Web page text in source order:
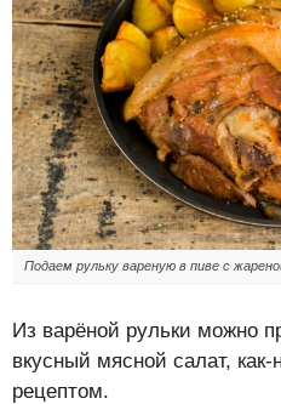
Подаем рульку вареную в пиве с
Из варёной рульки можно
вкусный мясной салат,
рецептом.